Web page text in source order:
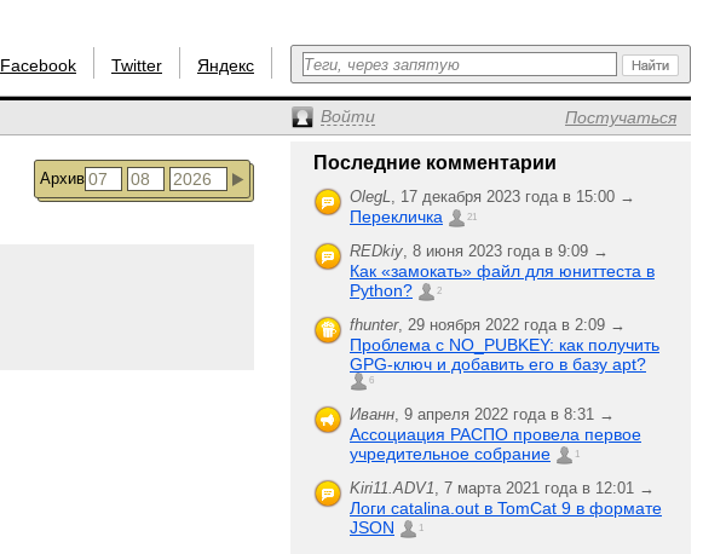
Facebook Twitter Яндекс
Войти Постучаться
Архив
Последние комментарии
OlegL, 17 декабря 2023 года в 15:00 →
Перекличка 21
REDkiy, 8 июня 2023 года в 9:09 →
Как «замокать» файл для юниттеста в
Python?
2
fhunter, 29 ноября 2022 года в 2:09 →
Проблема с NO_PUBKEY: как получить
GPG-ключ и добавить его в базу apt?
6
Иванн, 9 апреля 2022 года в 8:31 →
Ассоциация РАСПО провела первое
учредительное собрание
1
Kiri11.ADV1, 7 марта 2021 года в 12:01 →
Логи catalina.out в TomCat 9 в формате
JSON
1